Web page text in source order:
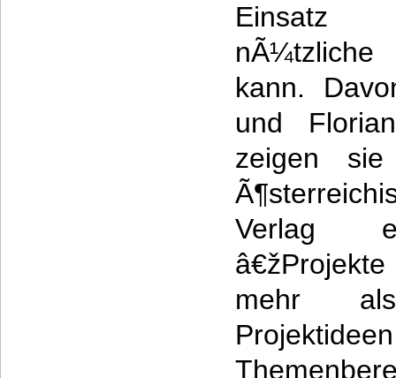
Einsatz
nÃ¼tzliche
kann.
und
zeigen
Verlag
mehr